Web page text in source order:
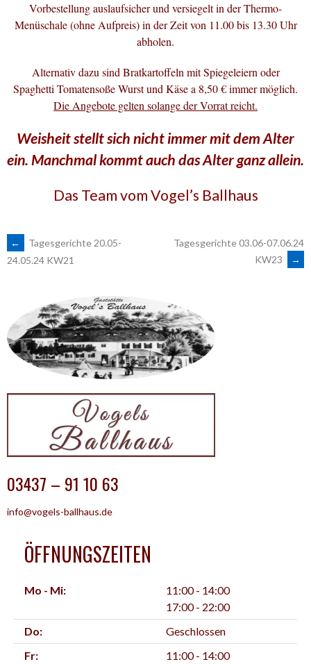
Vorbestellung auslaufsicher und versiegelt in der Thermo-
Menüschale (ohne Aufpreis) in der Zeit von 11.00 bis 13.30 Uhr
abholen.
Alternativ dazu sind Bratkartoffeln mit Spiegeleiern oder
Spaghetti Tomatensoße Wurst und Käse a 8,50 € immer möglich.
Die Angebote gelten solange der Vorrat reicht.
Weisheit stellt sich nicht immer mit dem Alter
ein. Manchmal kommt auch das Alter ganz allein.
Das Team vom Vogel’s Ballhaus
ARTIKEL-
NAVIGATION
←
Tagesgerichte 20.05-
24.05.24 KW21
Tagesgerichte 03.06-07.06.24
KW23
→
03437 – 91 10 63
info@vogels-ballhaus.de
ÖFFNUNGSZEITEN
Mo - Mi:
11:00 - 14:00
17:00 - 22:00
Do:
Geschlossen
Fr:
11:00 - 14:00